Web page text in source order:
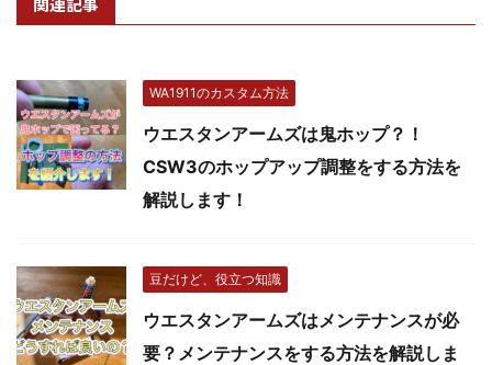
WA1911のカスタム方法
ウエスタンアームズは鬼ホップ？！
CSW3のホップアップ調整をする方法を
解説します！
豆だけど、役立つ知識
ウエスタンアームズはメンテナンスが必
要？メンテナンスをする方法を解説しま